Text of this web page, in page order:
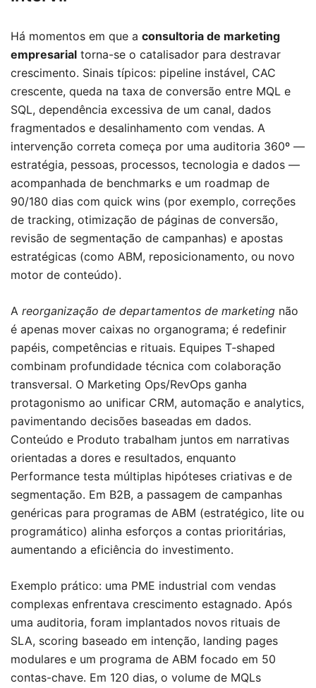
Há momentos em que a consultoria de marketing
empresarial torna-se o catalisador para destravar
crescimento. Sinais típicos: pipeline instável, CAC
crescente, queda na taxa de conversão entre MQL e
SQL, dependência excessiva de um canal, dados
fragmentados e desalinhamento com vendas. A
intervenção correta começa por uma auditoria 360º —
estratégia, pessoas, processos, tecnologia e dados —
acompanhada de benchmarks e um roadmap de
90/180 dias com quick wins (por exemplo, correções
de tracking, otimização de páginas de conversão,
revisão de segmentação de campanhas) e apostas
estratégicas (como ABM, reposicionamento, ou novo
motor de conteúdo).
A reorganização de departamentos de marketing não
é apenas mover caixas no organograma; é redefinir
papéis, competências e rituais. Equipes T‑shaped
combinam profundidade técnica com colaboração
transversal. O Marketing Ops/RevOps ganha
protagonismo ao unificar CRM, automação e analytics,
pavimentando decisões baseadas em dados.
Conteúdo e Produto trabalham juntos em narrativas
orientadas a dores e resultados, enquanto
Performance testa múltiplas hipóteses criativas e de
segmentação. Em B2B, a passagem de campanhas
genéricas para programas de ABM (estratégico, lite ou
programático) alinha esforços a contas prioritárias,
aumentando a eficiência do investimento.
Exemplo prático: uma PME industrial com vendas
complexas enfrentava crescimento estagnado. Após
uma auditoria, foram implantados novos rituais de
SLA, scoring baseado em intenção, landing pages
modulares e um programa de ABM focado em 50
contas-chave. Em 120 dias, o volume de MQLs